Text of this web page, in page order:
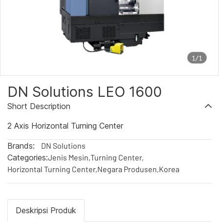
1/1
DN Solutions LEO 1600
Short Description
2 Axis Horizontal Turning Center
Brands: DN Solutions
Categories:Jenis Mesin,Turning Center,
Horizontal Turning Center,Negara Produsen,Korea
Deskripsi Produk